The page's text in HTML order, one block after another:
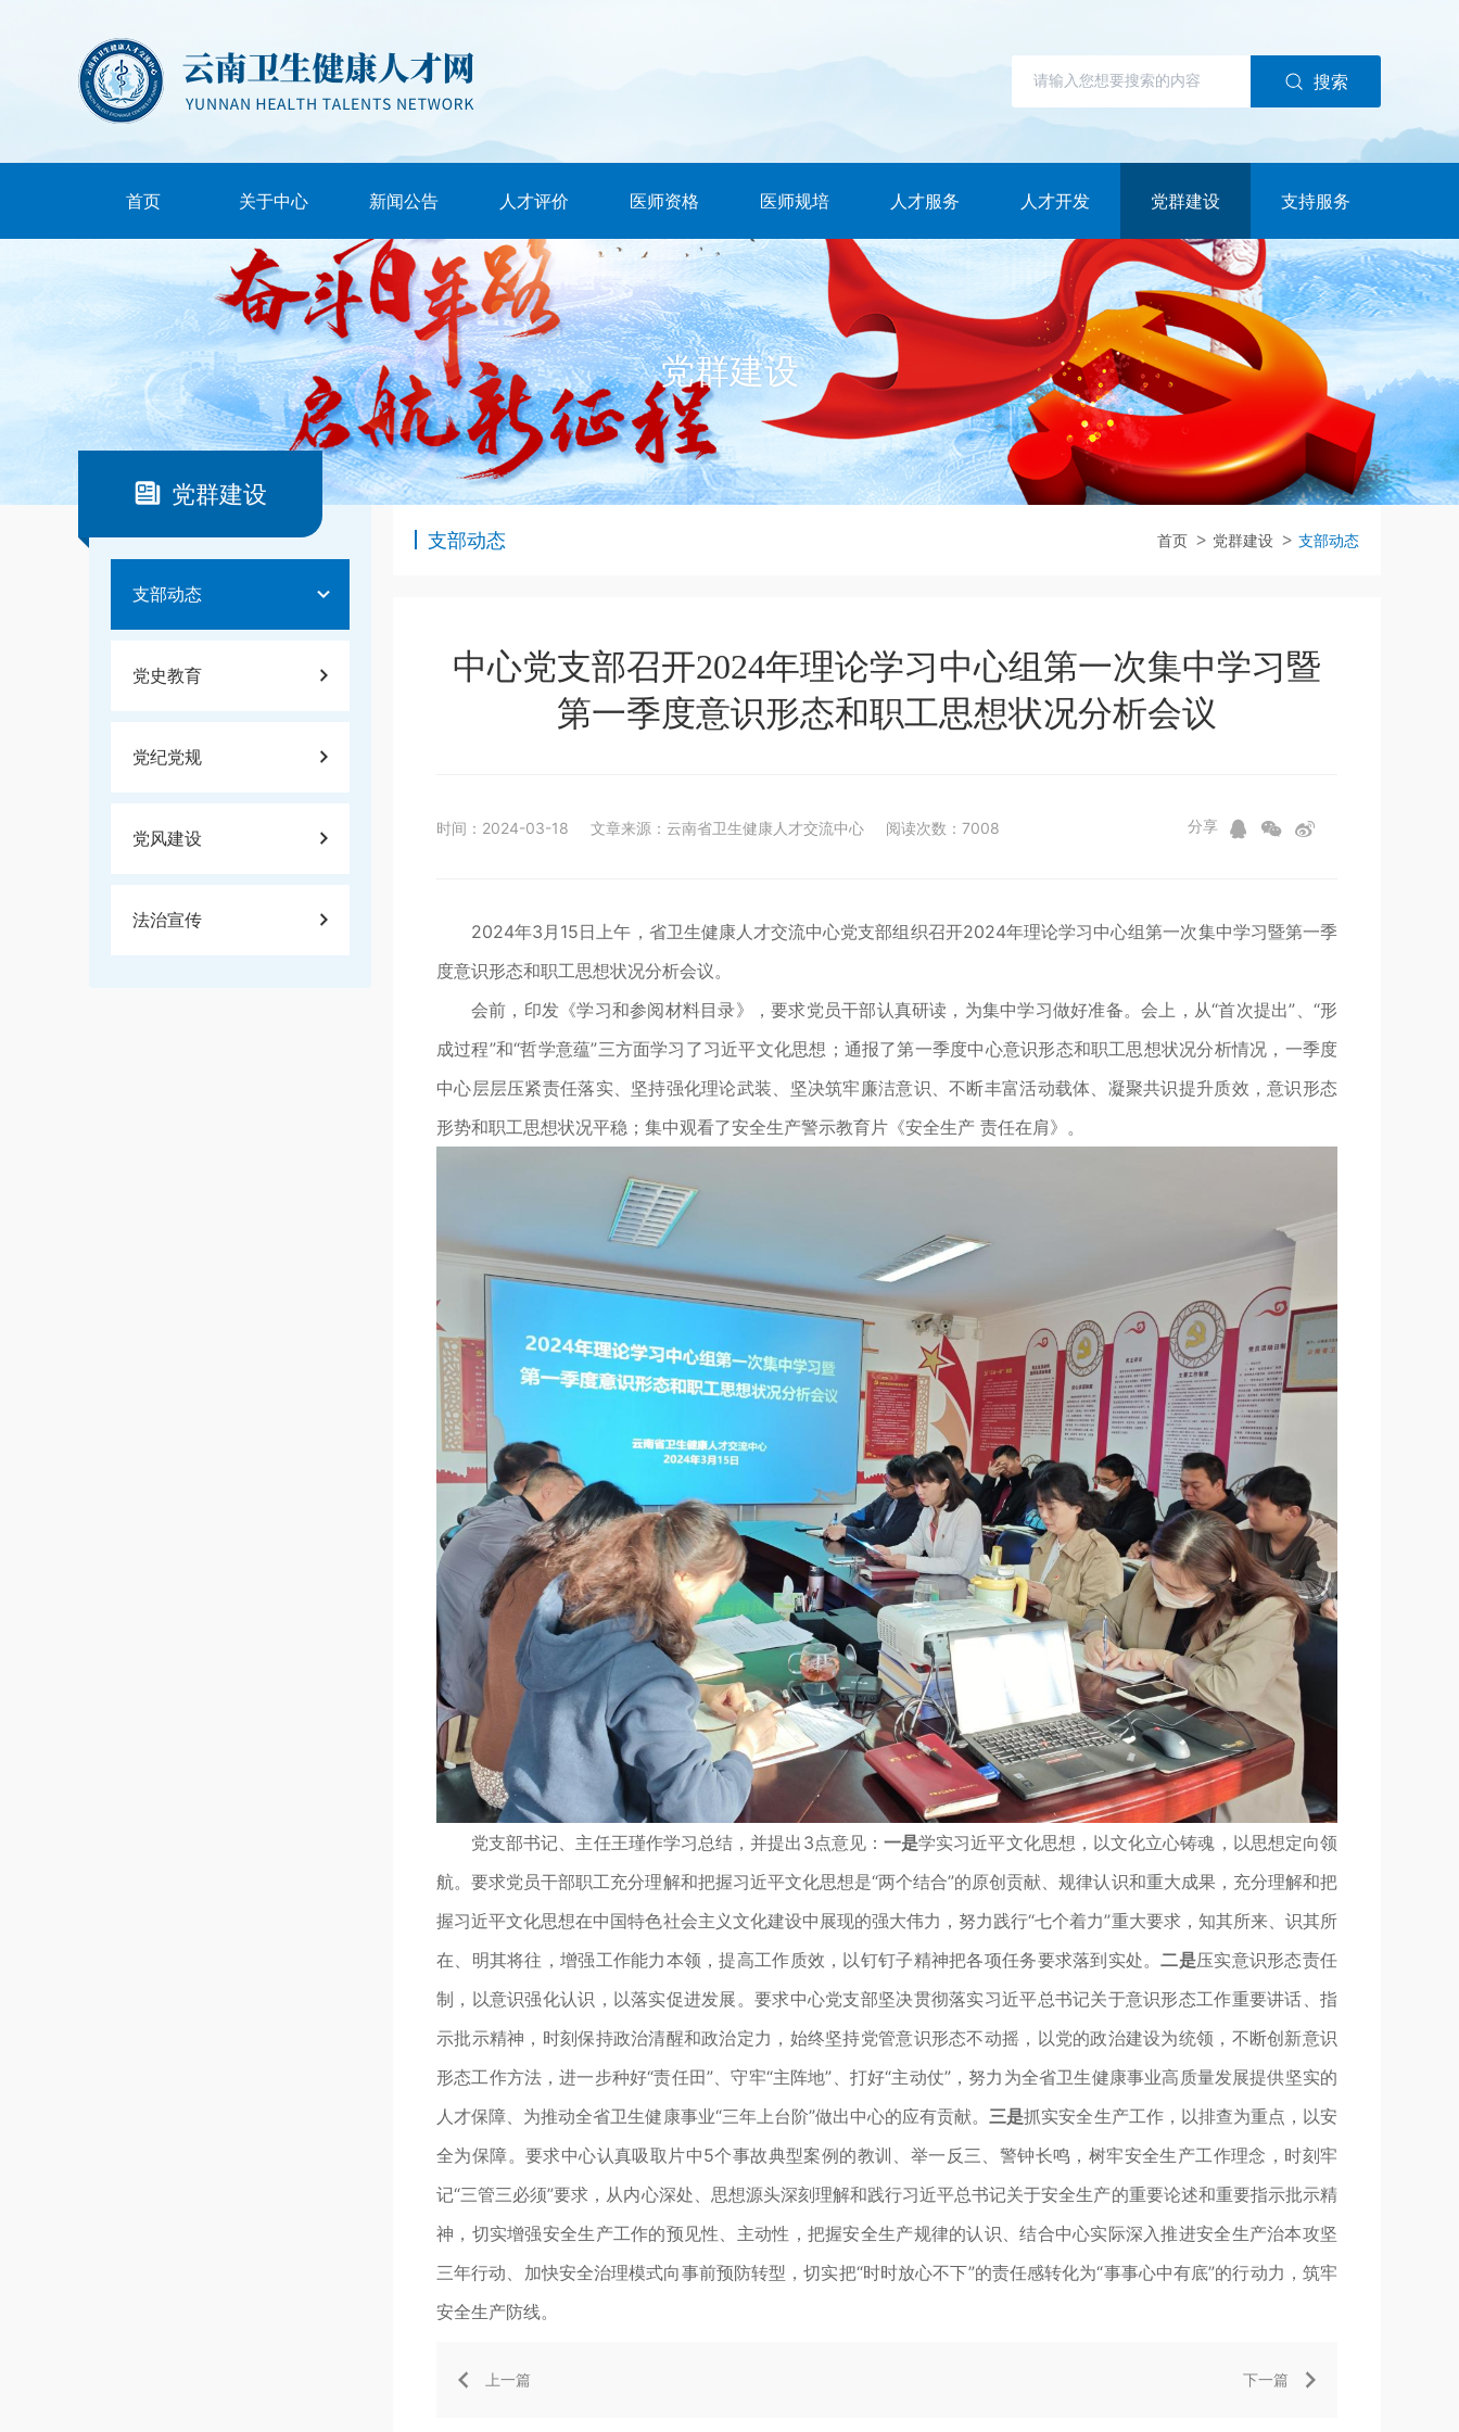
搜索
首页 关于中心 新闻公告 人才评价 医师资格 医师规培 人才服务 人才开发 党群建设 支持服务
党群建设
党群建设
支部动态
党史教育
党纪党规
党风建设
法治宣传
支部动态 首页 党群建设 支部动态
中心党支部召开2024年理论学习中心组第一次集中学习暨
第一季度意识形态和职工思想状况分析会议
时间：2024-03-18 文章来源：云南省卫生健康人才交流中心 阅读次数：7008 分享
2024年3月15日上午，省卫生健康人才交流中心党支部组织召开2024年理论学习中心组第一次集中学习暨第一季
度意识形态和职工思想状况分析会议。
会前，印发《学习和参阅材料目录》，要求党员干部认真研读，为集中学习做好准备。会上，从“首次提出”、“形
成过程”和“哲学意蕴”三方面学习了习近平文化思想；通报了第一季度中心意识形态和职工思想状况分析情况，一季度
中心层层压紧责任落实、坚持强化理论武装、坚决筑牢廉洁意识、不断丰富活动载体、凝聚共识提升质效，意识形态
形势和职工思想状况平稳；集中观看了安全生产警示教育片《安全生产 责任在肩》。
党支部书记、主任王瑾作学习总结，并提出3点意见： 一是学实习近平文化思想，以文化立心铸魂，以思想定向领
航。要求党员干部职工充分理解和把握习近平文化思想是“两个结合”的原创贡献、规律认识和重大成果，充分理解和把
握习近平文化思想在中国特色社会主义文化建设中展现的强大伟力，努力践行“七个着力”重大要求，知其所来、识其所
在、明其将往，增强工作能力本领，提高工作质效，以钉钉子精神把各项任务要求落到实处。二是压实意识形态责任
制，以意识强化认识，以落实促进发展。要求中心党支部坚决贯彻落实习近平总书记关于意识形态工作重要讲话、指
示批示精神，时刻保持政治清醒和政治定力，始终坚持党管意识形态不动摇，以党的政治建设为统领，不断创新意识
形态工作方法，进一步种好“责任田”、守牢“主阵地”、打好“主动仗”，努力为全省卫生健康事业高质量发展提供坚实的
人才保障、为推动全省卫生健康事业“三年上台阶”做出中心的应有贡献。 三是抓实安全生产工作，以排查为重点，以安
全为保障。要求中心认真吸取片中5个事故典型案例的教训、举一反三、警钟长鸣，树牢安全生产工作理念，时刻牢
记“三管三必须”要求，从内心深处、思想源头深刻理解和践行习近平总书记关于安全生产的重要论述和重要指示批示精
神，切实增强安全生产工作的预见性、主动性，把握安全生产规律的认识、结合中心实际深入推进安全生产治本攻坚
三年行动、加快安全治理模式向事前预防转型，切实把“时时放心不下”的责任感转化为“事事心中有底”的行动力，筑牢
安全生产防线。
上一篇 下一篇